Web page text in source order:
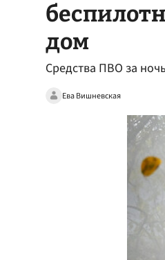
дом
Средства ПВО за
Ева Вишневская